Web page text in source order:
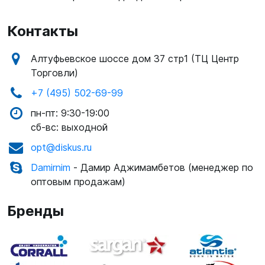
Подарочные
Карты
Контакты
Алтуфьевское шоссе дом 37 стр1 (ТЦ Центр
Торговли)
+7 (495) 502-69-99
пн-пт: 9:30-19:00
сб-вс: выходной
opt@diskus.ru
Damirnim - Дамир Аджимамбетов (менеджер по
оптовым продажам)
Бренды